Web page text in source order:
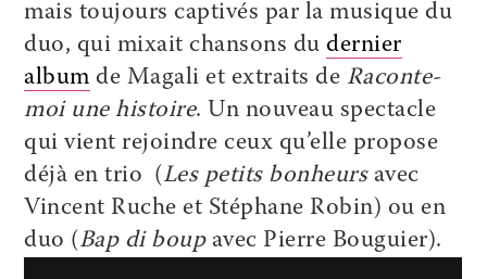
mais toujours captivés par la musique du
duo, qui mixait chansons dudernier
album de Magali et extraits de Raconte-
moi une histoire. Un nouveau spectacle
qui vient rejoindre ceux qu’elle propose
déjà en trio (Les petits bonheursavec
Vincent Ruche et Stéphane Robin) ou en
duo (Bap di boupavec Pierre Bouguier).